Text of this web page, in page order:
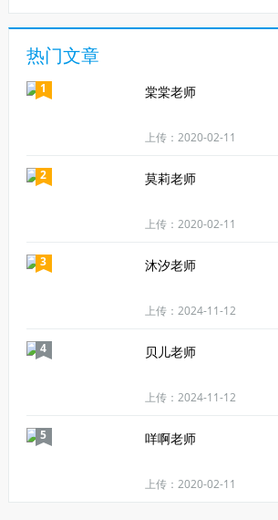
热门文章
1 棠棠老师
上传：2020-02-11
2 莫莉老师
上传：2020-02-11
3 沐汐老师
上传：2024-11-12
4 贝儿老师
上传：2024-11-12
5 咩啊老师
上传：2020-02-11